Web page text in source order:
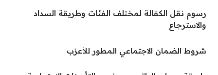
رسوم نقل الكفالة لمختلف الفئات وطريقة السداد
والاسترجاع
شروط الضمان الاجتماعي المطور للأعزب